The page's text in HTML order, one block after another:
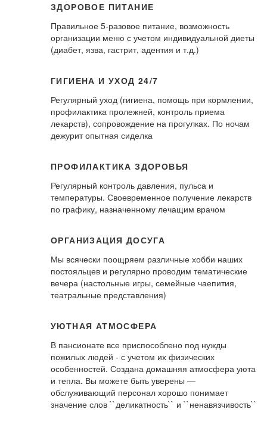
ЗДОРОВОЕ ПИТАНИЕ
Правильное 5-разовое питание, возможность
организации меню с учетом индивидуальной диеты
(диабет, язва, гастрит, адентия и т.д.)
ГИГИЕНА И УХОД 24/7
Регулярный уход (гигиена, помощь при кормлении,
профилактика пролежней, контроль приема
лекарств), сопровождение на прогулках. По ночам
дежурит опытная сиделка
ПРОФИЛАКТИКА ЗДОРОВЬЯ
Регулярный контроль давления, пульса и
температуры. Своевременное получение лекарств
по графику, назначенному лечащим врачом
ОРГАНИЗАЦИЯ ДОСУГА
Мы всячески поощряем различные хобби наших
постояльцев и регулярно проводим тематические
вечера (настольные игры, семейные чаепития,
театральные представления)
УЮТНАЯ АТМОСФЕРА
В пансионате все приспособлено под нужды
пожилых людей - с учетом их физических
особенностей. Создана домашняя атмосфера уюта
и тепла. Вы можете быть уверены —
обслуживающий персонал хорошо понимает
значение слов ``деликатность`` и ``ненавязчивость``